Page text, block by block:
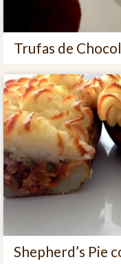
Trufas de
Shepherd’s Pie